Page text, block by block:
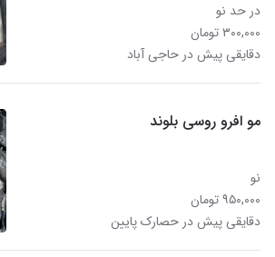
در حد نو
۳۰۰,۰۰۰ تومان
دقایقی پیش در حاجی آباد
مو افرو روسی بلوند
نو
۹۵۰,۰۰۰ تومان
دقایقی پیش در حصارک پایین